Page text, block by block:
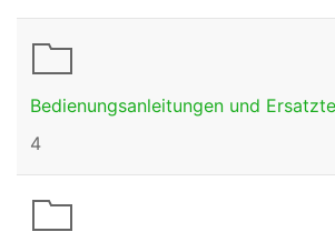
Bedienungsanleitungen und
4